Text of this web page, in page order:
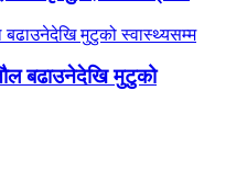
बढाउनेदेखि मुटुको